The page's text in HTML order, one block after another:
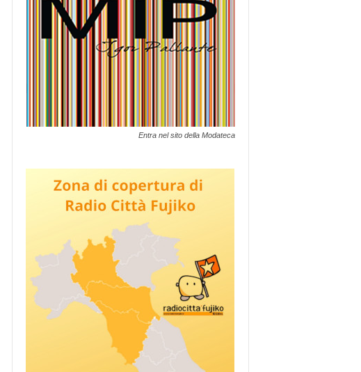
Entra nel sito della Modateca